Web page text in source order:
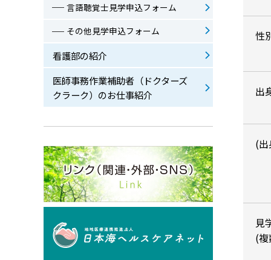
性
出
(
見
(
言語聴覚士見学申込フォーム
その他見学申込フォーム
看護部の紹介
医師事務作業補助者（ドクターズ
クラーク）のお仕事紹介